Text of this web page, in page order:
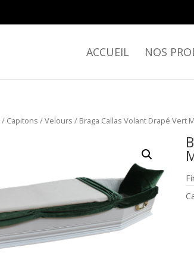
ACCUEIL NOS
/ Capitons /Velours / Braga Callas Volant Drapé Vert